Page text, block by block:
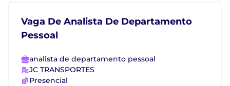
Vaga De Analista De Departamento
Pessoal
analista de departamento pessoal
JC TRANSPORTES
Presencial